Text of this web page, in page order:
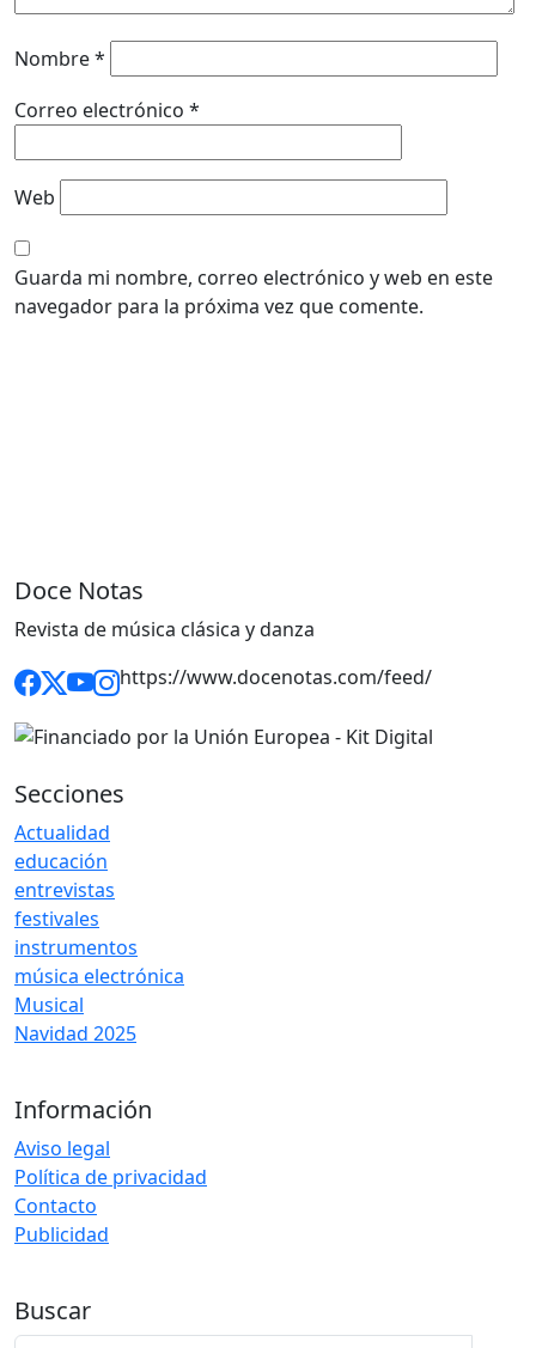
Nombre*
Correo electrónico *
Web
Guarda mi nombre, correo electrónico y web en este
navegador para la próxima vez que comente.
Doce Notas
Revista de música clásica y danza
https://www.docenotas.com/feed/
Secciones
Actualidad
educación
entrevistas
festivales
instrumentos
música electrónica
Musical
Navidad 2025
Información
Aviso legal
Política de privacidad
Contacto
Publicidad
Buscar